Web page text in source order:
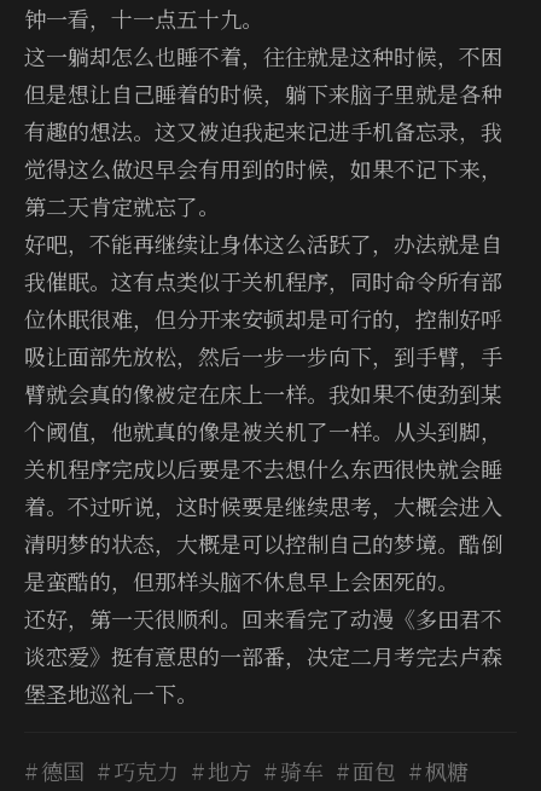
钟一看，十一点五十九。
这一躺却怎么也睡不着，往往就是这种时候，不困
但是想让自己睡着的时候，躺下来脑子里就是各种
有趣的想法。这又被迫我起来记进手机备忘录，我
觉得这么做迟早会有用到的时候，如果不记下来，
第二天肯定就忘了。
好吧，不能再继续让身体这么活跃了，办法就是自
我催眠。这有点类似于关机程序，同时命令所有部
位休眠很难，但分开来安顿却是可行的，控制好呼
吸让面部先放松，然后一步一步向下，到手臂，手
臂就会真的像被定在床上一样。我如果不使劲到某
个阈值，他就真的像是被关机了一样。从头到脚，
关机程序完成以后要是不去想什么东西很快就会睡
着。不过听说，这时候要是继续思考，大概会进入
清明梦的状态，大概是可以控制自己的梦境。酷倒
是蛮酷的，但那样头脑不休息早上会困死的。
还好，第一天很顺利。回来看完了动漫《多田君不
谈恋爱》挺有意思的一部番，决定二月考完去卢森
堡圣地巡礼一下。
德国 巧克力 地方 骑车 面包
枫糖